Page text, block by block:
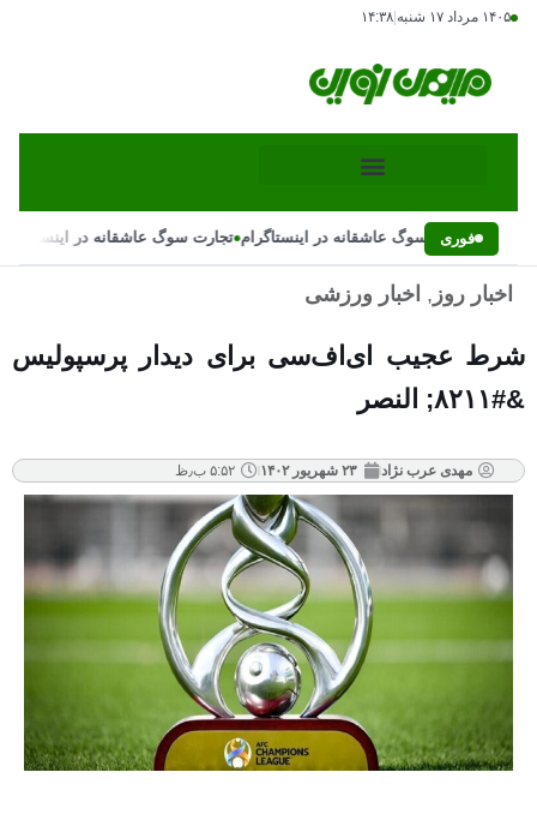
۱۴۰۵ مرداد ۱۷ شنبه ۱۴:۳۸
فوری
تجارت سوگ عاشقانه در اینستاگرام•تجارت سوگ عاشقانه در اینستاگرام
اخبار روز , اخبار ورزشی
شرط عجیب ای‌اف‌سی برای دیدار پرسپولیس
&#۸۲۱۱; النصر
مهدی عرب نژاد ۲۳ شهریور ۱۴۰۲ ۵:۵۲ ب٫ظ